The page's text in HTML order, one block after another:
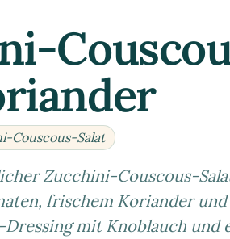
Couscous-Salat
Zucchini-Couscous-
frischem Koriander
mit Knoblauch und